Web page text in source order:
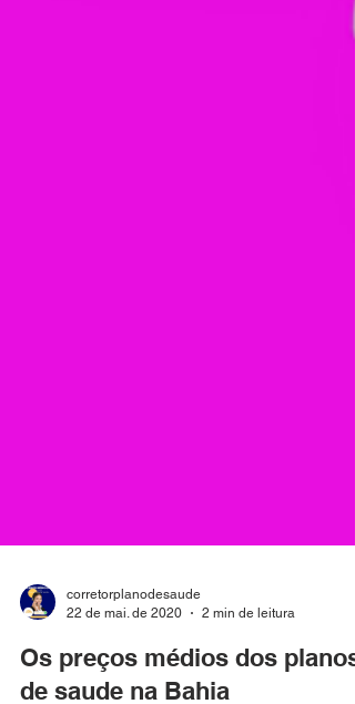
corretorplanodesaude
22 de mai. de 2020
2 min de leitura